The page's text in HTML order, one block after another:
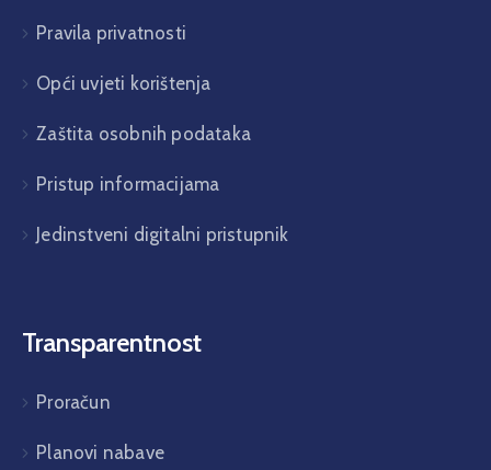
Pravila privatnosti
Opći uvjeti korištenja
Zaštita osobnih podataka
Pristup informacijama
Jedinstveni digitalni pristupnik
Transparentnost
Proračun
Planovi nabave